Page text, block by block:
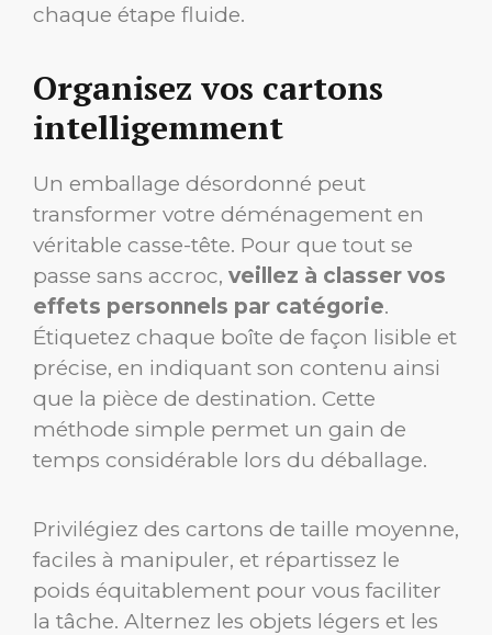
chaque étape fluide.
Organisez vos cartons
intelligemment
Un emballage désordonné peut
transformer votre déménagement en
véritable casse-tête. Pour que tout se
passe sans accroc, veillez à classer vos
effets personnels par catégorie.
Étiquetez chaque boîte de façon lisible et
précise, en indiquant son contenu ainsi
que la pièce de destination. Cette
méthode simple permet un gain de
temps considérable lors du déballage.
Privilégiez des cartons de taille moyenne,
faciles à manipuler, et répartissez le
poids équitablement pour vous faciliter
la tâche. Alternez les objets légers et les